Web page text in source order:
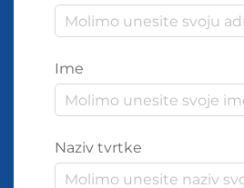
Ime
Naziv tvrtke